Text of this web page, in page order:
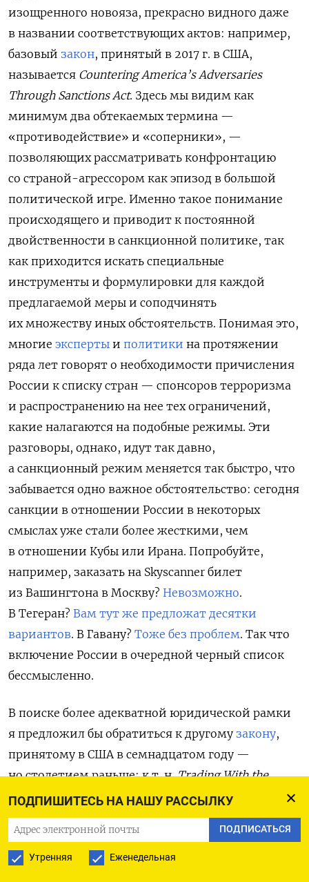
ПОДПИШИТЕСЬ НА НАШУ РАССЫЛКУ
ПОДПИСАТЬСЯ
Утренняя Еженедельная
изощренного новояза, прекрасно видного даже
в названии соответствующих актов: например,
базовый закон, принятый в 2017 г. в США,
называется Countering America’s Adversaries
Through Sanctions Act. Здесь мы видим как
минимум два обтекаемых термина —
«противодействие» и «соперники», —
позволяющих рассматривать конфронтацию
со страной-агрессором как эпизод в большой
политической игре. Именно такое понимание
происходящего и приводит к постоянной
двойственности в санкционной политике, так
как приходится искать специальные
инструменты и формулировки для каждой
предлагаемой меры и соподчинять
их множеству иных обстоятельств. Понимая это,
многие эксперты и политики на протяжении
ряда лет говорят о необходимости причисления
России к списку стран — спонсоров терроризма
и распространению на нее тех ограничений,
какие налагаются на подобные режимы. Эти
разговоры, однако, идут так давно,
а санкционный режим меняется так быстро, что
забывается одно важное обстоятельство: сегодня
санкции в отношении России в некоторых
смыслах уже стали более жесткими, чем
в отношении Кубы или Ирана. Попробуйте,
например, заказать на Skyscanner билет
из Вашингтона в Москву? Невозможно.
В Тегеран? Вам тут же предложат десятки
вариантов. В Гавану? Тоже без проблем. Так что
включение России в очередной черный список
бессмысленно.
В поиске более адекватной юридической рамки
я предложил бы обратиться к другому закону,
принятому в США в семнадцатом году —
но столетием раньше: кт. н.Trading With the
Enemy Actот 6 октября 1917 г. Этот закон — тот
самый документ, о котором могут лишь мечтать
сторонники «санкций из ада». Он предполагает
полное прекращение всех торговых сделок